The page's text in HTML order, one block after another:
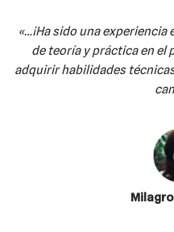
«…¡Ha sido una
de teoría y práctica en el
adquirir habilidades